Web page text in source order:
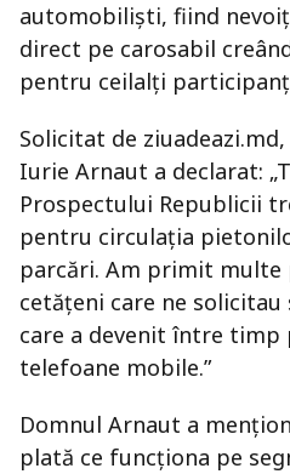
automobilişti, fiind
direct pe carosabil
pentru ceilalţi
Solicitat de
Iurie Arnaut a declarat:
Prospectului Republicii
pentru circulaţia
parcări. Am primit
cetăţeni care ne
care a devenit între timp
telefoane mobile.”
Domnul Arnaut a
plată ce funcţiona pe